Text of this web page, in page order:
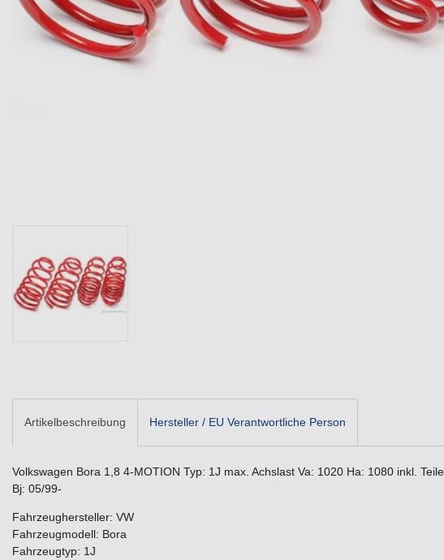
Artikelbeschreibung Hersteller / EU Verantwortliche Person
Volkswagen Bora 1,8 4-MOTION Typ: 1J max. Achslast Va: 1020 Ha: 1080 inkl.
Bj: 05/99-
Fahrzeughersteller: VW
Fahrzeugmodell: Bora
Fahrzeugtyp: 1J